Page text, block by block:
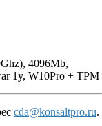
4096Mb,
1y, W10Pro + TPM
cda@konsaltpro.ru.